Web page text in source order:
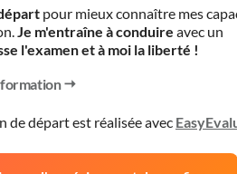
pour mieux connaître mes
Je m'entraîne à conduire avec un
l'examen et à moi la liberté !
formation
de départ est réalisée avec